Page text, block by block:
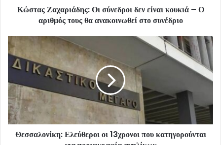
Κώστας Ζαχαριάδης: Οι σύνεδροι δεν είναι κουκιά – Ο
αριθμός τους θα ανακοινωθεί στο συνέδριο
Θεσσαλονίκη: Ελεύθεροι οι 13χρονοι που κατηγορούνται